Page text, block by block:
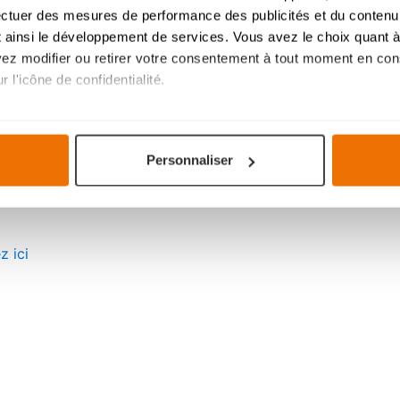
des mesures de performance des publicités et du
ainsi le développement de services. Vous avez le choix quant
modifier ou retirer votre consentement à tout moment en
l'icône de confidentialité.
en l'analysant activement pour en relever les caractéristiques
de vos données personnelles et définir vos
Personnaliser
Courtrai
ici